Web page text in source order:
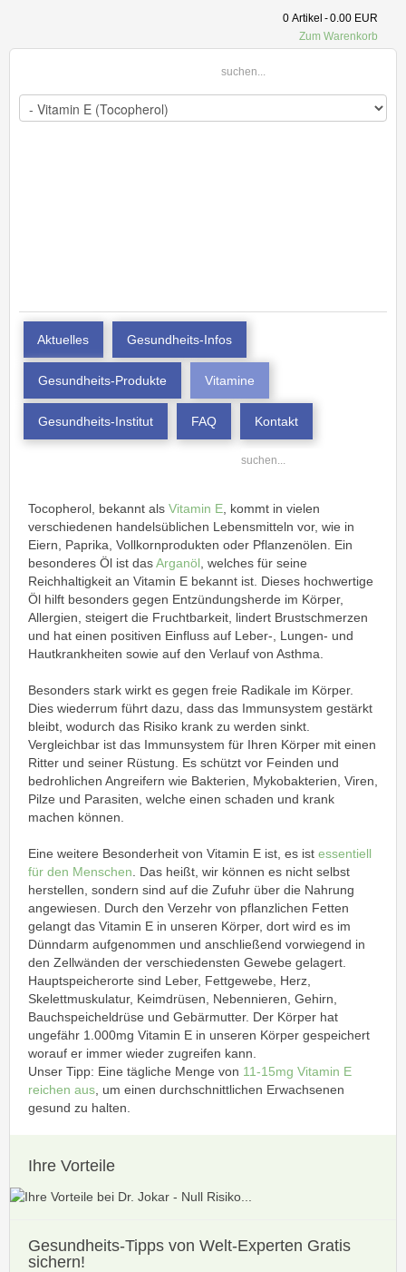
0 Artikel -0.00 EUR
Zum Warenkorb
Aktuelles Gesundheits-Infos
Gesundheits-Produkte Vitamine
Gesundheits-Institut FAQ Kontakt
Tocopherol, bekannt als Vitamin E , kommt in vielen
verschiedenen handelsüblichen Lebensmitteln vor, wie in
Eiern, Paprika, Vollkornprodukten oder Pflanzenölen. Ein
besonderes Öl ist dasArganöl , welches für seine
Reichhaltigkeit an Vitamin E bekannt ist. Dieses hochwertige
Öl hilft besonders gegen Entzündungsherde im Körper,
Allergien, steigert die Fruchtbarkeit, lindert Brustschmerzen
und hat einen positiven Einfluss auf Leber-, Lungen- und
Hautkrankheiten sowie auf den Verlauf von Asthma.
Besonders stark wirkt es gegen freie Radikale im Körper.
Dies wiederrum führt dazu, dass das Immunsystem gestärkt
bleibt, wodurch das Risiko krank zu werden sinkt.
Vergleichbar ist das Immunsystem für Ihren Körper mit einen
Ritter und seiner Rüstung. Es schützt vor Feinden und
bedrohlichen Angreifern wie Bakterien, Mykobakterien, Viren,
Pilze und Parasiten, welche einen schaden und krank
machen können.
Eine weitere Besonderheit von Vitamin E ist, es ist essentiell
für den Menschen . Das heißt, wir können es nicht selbst
herstellen, sondern sind auf die Zufuhr über die Nahrung
angewiesen. Durch den Verzehr von pflanzlichen Fetten
gelangt das Vitamin E in unseren Körper, dort wird es im
Dünndarm aufgenommen und anschließend vorwiegend in
den Zellwänden der verschiedensten Gewebe gelagert.
Hauptspeicherorte sind Leber, Fettgewebe, Herz,
Skelettmuskulatur, Keimdrüsen, Nebennieren, Gehirn,
Bauchspeicheldrüse und Gebärmutter. Der Körper hat
ungefähr 1.000mg Vitamin E in unseren Körper gespeichert
worauf er immer wieder zugreifen kann.
Unser Tipp: Eine tägliche Menge von 11-15mg Vitamin E
reichen aus , um einen durchschnittlichen Erwachsenen
gesund zu halten.
Ihre Vorteile
Gesundheits-Tipps von Welt-Experten Gratis
sichern!